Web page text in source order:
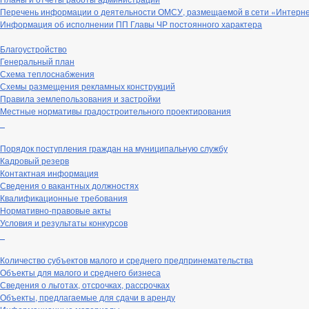
Перечень информации о деятельности ОМСУ, размещаемой в сети
Информация об исполнении ПП Главы ЧР постоянного характера
Благоустройство
Генеральный план
Схема теплоснабжения
Схемы размещения рекламных конструкций
Правила землепользования и застройки
Местные нормативы градостроительного проектирования
Порядок поступления граждан на муниципальную службу
Кадровый резерв
Контактная информация
Сведения о вакантных должностях
Квалификационные требования
Нормативно-правовые акты
Условия и результаты конкурсов
Количество субъектов малого и среднего предпринемательства
Объекты для малого и среднего бизнеса
Сведения о льготах, отсрочках, рассрочках
Объекты, предлагаемые для сдачи в аренду